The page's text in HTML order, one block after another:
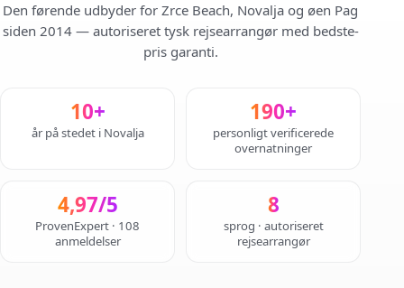
Den førende udbyder for Zrce Beach, Novalja og øen Pag
siden 2014 — autoriseret tysk rejsearrangør med bedste-
pris garanti.
10+
år på stedet i Novalja
190+
personligt verificerede
overnatninger
4,97/5
ProvenExpert · 108
anmeldelser
8
sprog · autoriseret
rejsearrangør